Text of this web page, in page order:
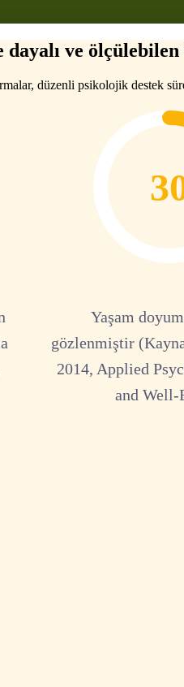
dayalı ve
düzenli psikolojik destek
Yaşam
gözlenmiştir
2014, Applied
and Well-